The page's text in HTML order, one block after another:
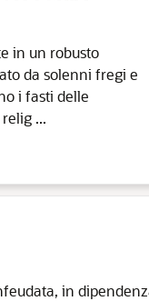
in un robusto
da solenni fregi e
i fasti delle
...
in